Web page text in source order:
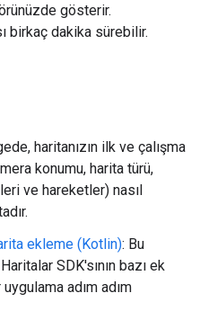
gösterir.
birkaç dakika sürebilir.
haritanızın ilk ve çalışma
konumu, harita türü,
ve hareketler) nasıl
ekleme (Kotlin): Bu
SDK'sının bazı ek
adım adım